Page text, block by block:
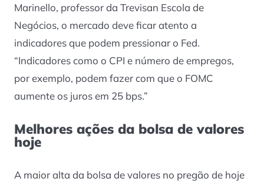
Marinello, professor da Trevisan Escola de
Negócios, o mercado deve ficar atento a
indicadores que podem pressionar o Fed.
“Indicadores como o CPI e número de empregos,
por exemplo, podem fazer com que o FOMC
aumente os juros em 25 bps.”
Melhores ações da bolsa de valores
hoje
A maior alta da bolsa de valores no pregão de hoje